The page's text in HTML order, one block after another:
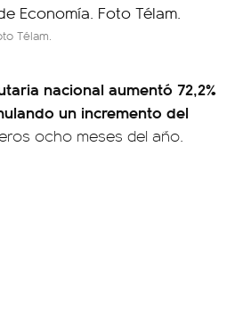
Télam.
nacional aumentó 72,2%
un incremento del
ocho meses del año.